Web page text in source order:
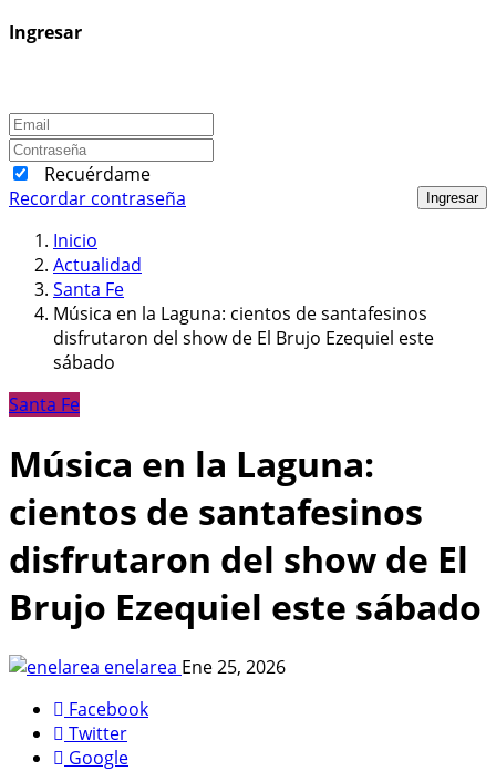
Ingresar
Recuérdame
Ingresar
Recordar contraseña
Inicio
Actualidad
Santa Fe
Música en la Laguna: cientos de santafesinos
disfrutaron del show de El Brujo Ezequiel este
sábado
Santa Fe
Música en la Laguna:
cientos de santafesinos
disfrutaron del show de El
Brujo Ezequiel este sábado
enelarea Ene 25, 2026
Facebook
Twitter
Google